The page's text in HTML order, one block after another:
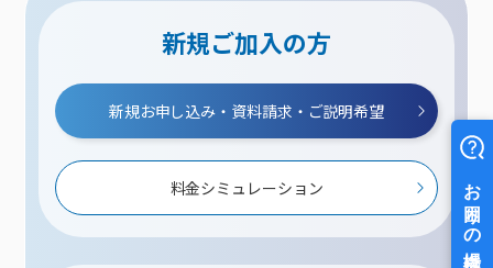
新規ご加入の方
新規お申し込み・資料請求・ご説明希望
料金シミュレーション